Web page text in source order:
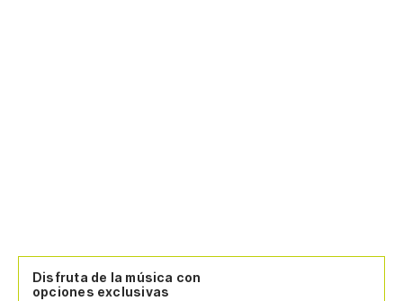
Disfruta de la música con
opciones exclusivas